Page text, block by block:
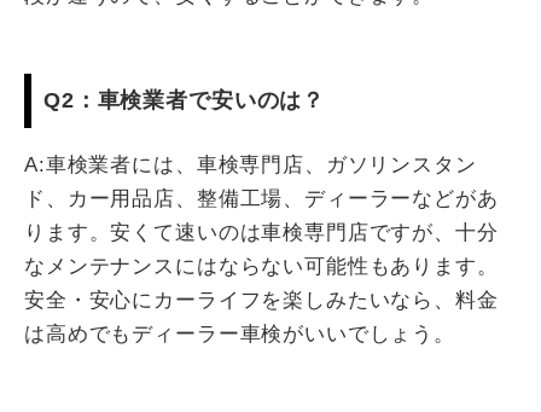
Q2：車検業者で安いのは？
A:車検業者には、車検専門店、ガソリンスタン
ド、カー用品店、整備工場、ディーラーなどがあ
ります。安くて速いのは車検専門店ですが、十分
なメンテナンスにはならない可能性もあります。
安全・安心にカーライフを楽しみたいなら、料金
は高めでもディーラー車検がいいでしょう。